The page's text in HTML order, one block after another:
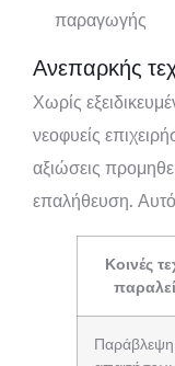
παραγωγής
Ανεπαρκής
Χωρίς
νεοφυείς
αξιώσεις
επαλήθευση.
Κοινές
Παράβλεψη